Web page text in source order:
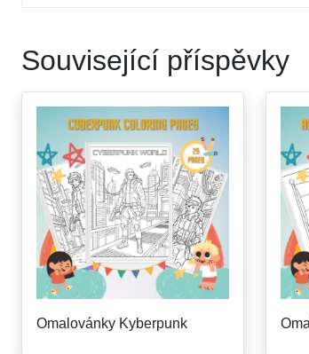
Související příspěvky
Omalovánky Kyberpunk